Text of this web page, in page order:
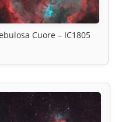
Cuore – IC1805